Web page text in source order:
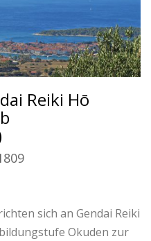
Reiki Hō
sich an Gendai Reiki
Okuden zur